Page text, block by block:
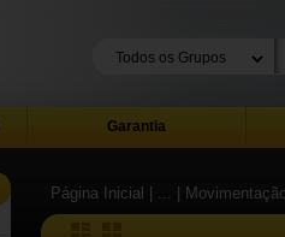
Garantia
Página Inicial | ... |